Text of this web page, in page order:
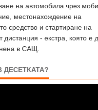
на автомобила чрез
местонахождение на
средство и стартиране на
дистанция - екстра, която е
в САЩ.
ДЕСЕТКАТА?